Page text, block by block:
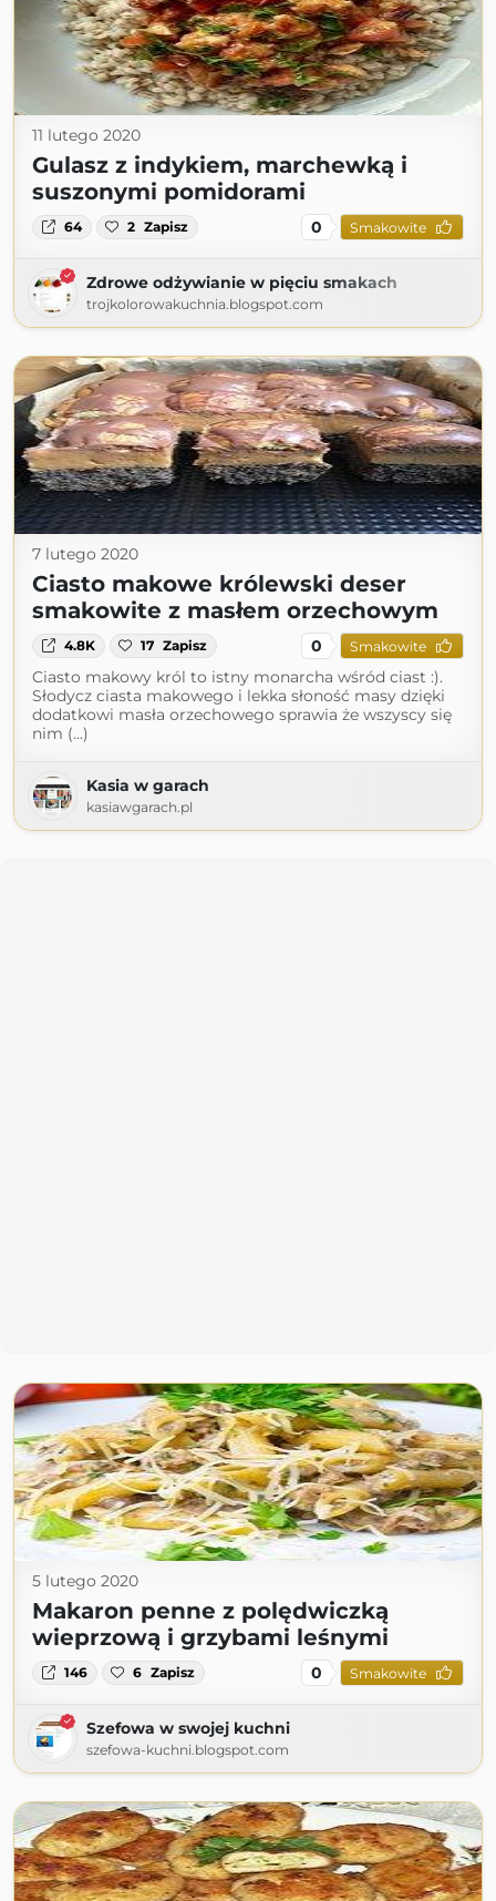
11 lutego 2020
Gulasz z indykiem, marchewką i
suszonymi pomidorami
64 2 Zapisz 0 Smakowite
Zdrowe odżywianie w pięciu smakach
trojkolorowakuchnia.blogspot.com
7 lutego 2020
Ciasto makowe królewski deser
smakowite z masłem orzechowym
4.8K 17 Zapisz 0 Smakowite
Ciasto makowy król to istny monarcha wśród ciast :).
Słodycz ciasta makowego i lekka słoność masy dzięki
dodatkowi masła orzechowego sprawia że wszyscy się
nim (...)
Kasia w garach
kasiawgarach.pl
5 lutego 2020
Makaron penne z polędwiczką
wieprzową i grzybami leśnymi
146 6 Zapisz 0 Smakowite
Szefowa w swojej kuchni
szefowa-kuchni.blogspot.com